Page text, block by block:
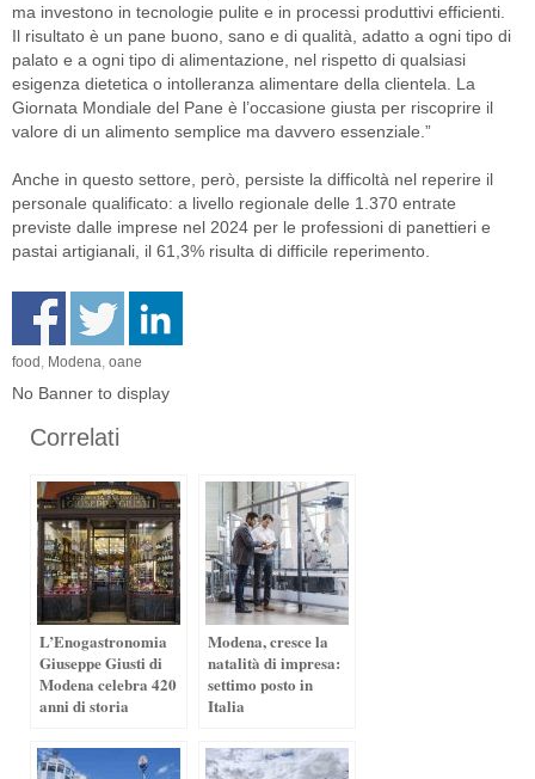
ma investono in tecnologie pulite e in processi produttivi efficienti.
Il risultato è un pane buono, sano e di qualità, adatto a ogni tipo di
palato e a ogni tipo di alimentazione, nel rispetto di qualsiasi
esigenza dietetica o intolleranza alimentare della clientela. La
Giornata Mondiale del Pane è l’occasione giusta per riscoprire il
valore di un alimento semplice ma davvero essenziale.”
Anche in questo settore, però, persiste la difficoltà nel reperire il
personale qualificato: a livello regionale delle 1.370 entrate
previste dalle imprese nel 2024 per le professioni di panettieri e
pastai artigianali, il 61,3% risulta di difficile reperimento.
food Modena oane
No Banner to display
Correlati
L’Enogastronomia
Giuseppe Giusti di
Modena celebra 420
anni di storia
Modena, cresce la
natalità di impresa:
settimo posto in
Italia